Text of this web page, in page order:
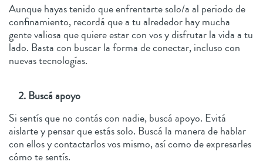
Aunque hayas tenido que enfrentarte solo/a al periodo de
confinamiento, recordá que a tu alrededor hay mucha
gente valiosa que quiere estar con vos y disfrutar la vida a tu
lado. Basta con buscar la forma de conectar, incluso con
nuevas tecnologías.
2. Buscá apoyo
Si sentís que no contás con nadie, buscá apoyo. Evitá
aislarte y pensar que estás solo. Buscá la manera de hablar
con ellos y contactarlos vos mismo, así como de expresarles
cómo te sentís.